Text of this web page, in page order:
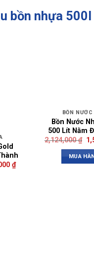
bồn nhựa
₫
BỒN
Bồn Nước
500 Lít Nằm
2,124,000₫
MUA